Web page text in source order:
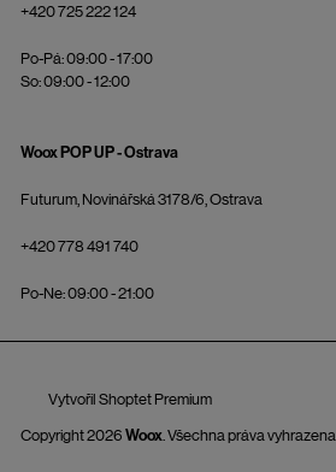
+420 725 222 124
Po-Pá: 09:00 - 17:00
So: 09:00 - 12:00
Woox POP UP - Ostrava
Futurum, Novinářská 3178/6, Ostrava
+420 778 491 740
Po-Ne: 09:00 - 21:00
Vytvořil Shoptet Premium
Copyright 2026 Woox . Všechna práva vyhrazena.